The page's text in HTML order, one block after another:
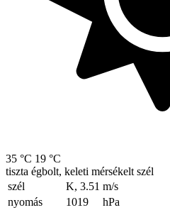
35 °C 19 °C
tiszta égbolt, keleti mérsékelt szél
szél
K, 3.51 m/s
nyomás
1019
hPa